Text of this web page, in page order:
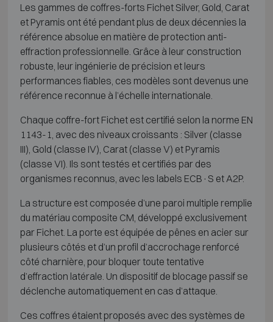
Les gammes de coffres-forts Fichet Silver, Gold, Carat
et Pyramis ont été pendant plus de deux décennies la
référence absolue en matière de protection anti-
effraction professionnelle. Grâce à leur construction
robuste, leur ingénierie de précision et leurs
performances fiables, ces modèles sont devenus une
référence reconnue à l’échelle internationale.
Chaque coffre-fort Fichet est certifié selon la norme EN
1143-1, avec des niveaux croissants : Silver (classe
III), Gold (classe IV), Carat (classe V) et Pyramis
(classe VI). Ils sont testés et certifiés par des
organismes reconnus, avec les labels ECB·S et A2P.
La structure est composée d’une paroi multiple remplie
du matériau composite CM, développé exclusivement
par Fichet. La porte est équipée de pênes en acier sur
plusieurs côtés et d’un profil d’accrochage renforcé
côté charnière, pour bloquer toute tentative
d’effraction latérale. Un dispositif de blocage passif se
déclenche automatiquement en cas d’attaque.
Ces coffres étaient proposés avec des systèmes de